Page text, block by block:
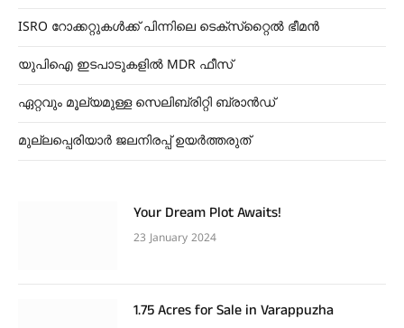
ISRO റോക്കറ്റുകൾക്ക് പിന്നിലെ ടെക്‌സ്‌റ്റൈൽ ഭീമൻ
യുപിഐ ഇടപാടുകളിൽ MDR ഫീസ്
ഏറ്റവും മൂല്യമുള്ള സെലിബ്രിറ്റി ബ്രാൻഡ്
മുല്ലപ്പെരിയാർ ജലനിരപ്പ് ഉയർത്തരുത്
Your Dream Plot Awaits!
23 January 2024
1.75 Acres for Sale in Varappuzha